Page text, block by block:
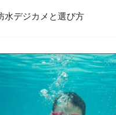
水デジカメと選び方